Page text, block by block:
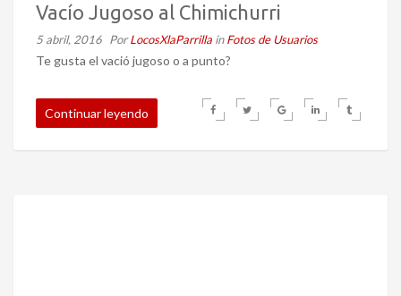
Vacío Jugoso al Chimichurri
5 abril, 2016 PorLocosXlaParrilla inFotos de Usuarios
Te gusta el vació jugoso o a punto?
Continuar leyendo